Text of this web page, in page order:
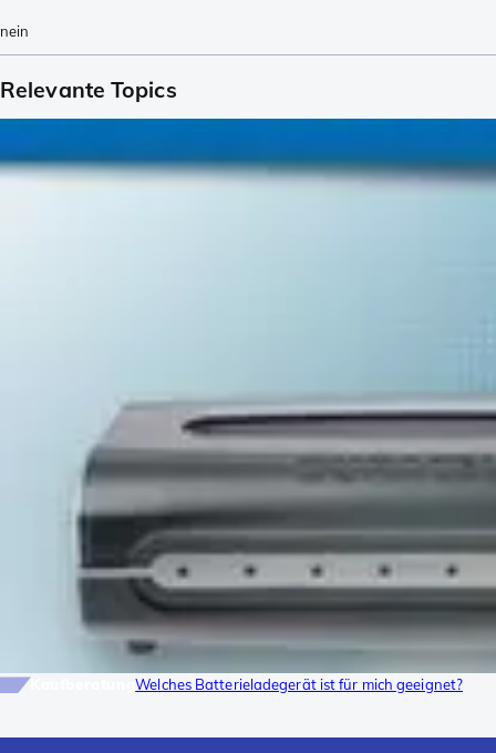
nein
Relevante Topics
KaufberatungWelches Batterieladegerät ist für mich geeignet?